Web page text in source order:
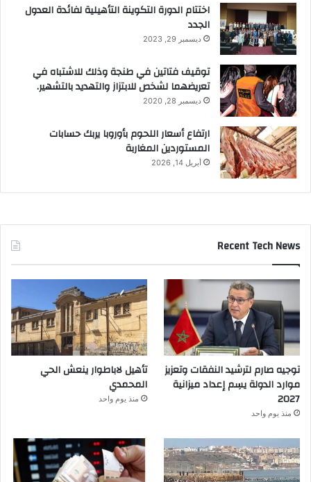
اختتام الدورة التكوينة التأهيلية لفائدة العدول
الجدد
ديسمبر 29, 2023
توقيف فتاتين في طنجة وذلك للاشتباه في
تعريضهما لشخص للابتزاز والتهديد بالتشهير.
ديسمبر 28, 2020
ارتفاع أسعار اللحوم بأوروبا يربك حسابات
المستوردين المغاربة
أبريل 14, 2026
Recent Tech News
توجيه صارم لترشيد النفقات وتعزيز
موارد الدولة يسِم إعداد ميزانية
2027
منذ يوم واحد
تأهيل لاباطوار ينعش الحي
المحمدي
منذ يوم واحد